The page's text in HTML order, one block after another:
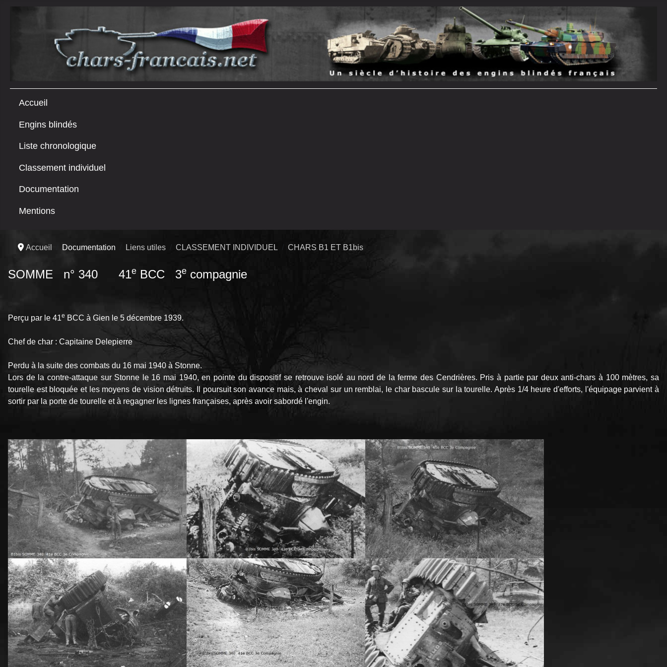
Accueil
Engins blindés
Liste chronologique
Classement individuel
Documentation
Mentions
Accueil Documentation Liens utiles CLASSEMENT INDIVIDUEL CHARS B1 ET B1bis
SOMME n° 340 41e BCC 3e compagnie
Perçu par le 41e BCC à Gien le 5 décembre 1939.
Chef de char : Capitaine Delepierre
Perdu à la suite des combats du 16 mai 1940 à Stonne.
Lors de la contre-attaque sur Stonne le 16 mai 1940, en pointe du dispositif se retrouve isolé au nord de la ferme des Cendrières. Pris à partie par deux anti-chars à 100 mètres, sa
tourelle est bloquée et les moyens de vision détruits. Il poursuit son avance mais, à cheval sur un remblai, le char bascule sur la tourelle. Après 1/4 heure d'efforts, l'équipage parvient à
sortir par la porte de tourelle et à regagner les lignes françaises, après avoir sabordé l'engin.